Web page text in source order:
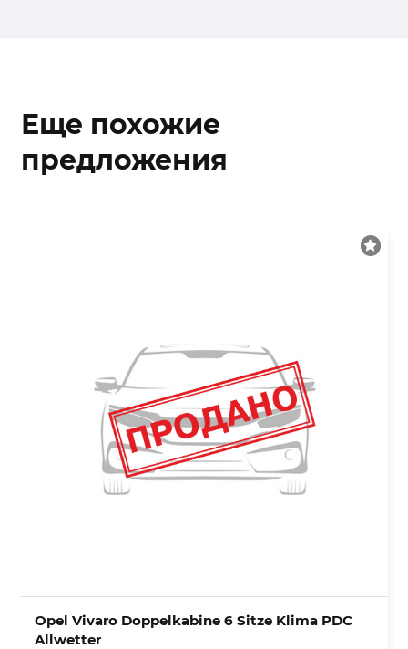
Еще похожие
предложения
Opel Vivaro Doppelkabine 6 Sitze Klima PDC
Allwetter